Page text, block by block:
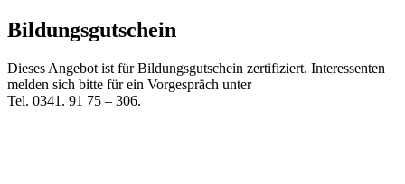
Bildungsgutschein
Dieses Angebot ist für Bildungsgutschein zertifiziert. Interessenten
melden sich bitte für ein Vorgespräch unter
Tel. 0341. 91 75 – 306.